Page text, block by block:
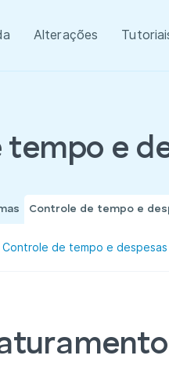
Alterações
tempo e
Controle de tempo e
Controle de tempo e despesas